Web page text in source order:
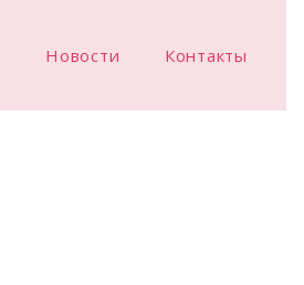
Новости Контакты